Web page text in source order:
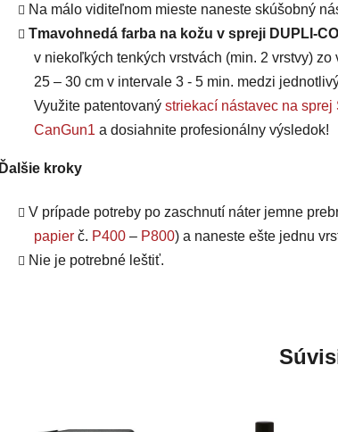
Na málo viditeľnom mieste naneste skúšobný
Tmavohnedá farba na kožu v spreji DUPLI-
v niekoľkých tenkých vrstvách (min. 2 vrstvy) zo
25 – 30 cm v intervale 3 - 5 min. medzi
Využite patentovaný striekací nástavec na sprej
CanGun1 a dosiahnite profesionálny výsledok!
Ďalšie kroky
V prípade potreby po zaschnutí náter jemne
papier č. P400 – P800) a naneste ešte jednu
Nie je potrebné leštiť.